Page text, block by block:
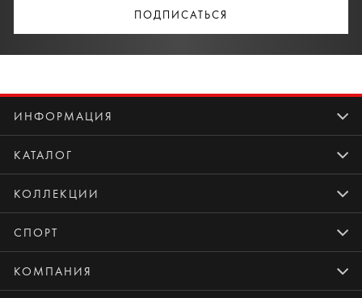
ПОДПИСАТЬСЯ
ИНФОРМАЦИЯ
КАТАЛОГ
КОЛЛЕКЦИИ
СПОРТ
КОМПАНИЯ